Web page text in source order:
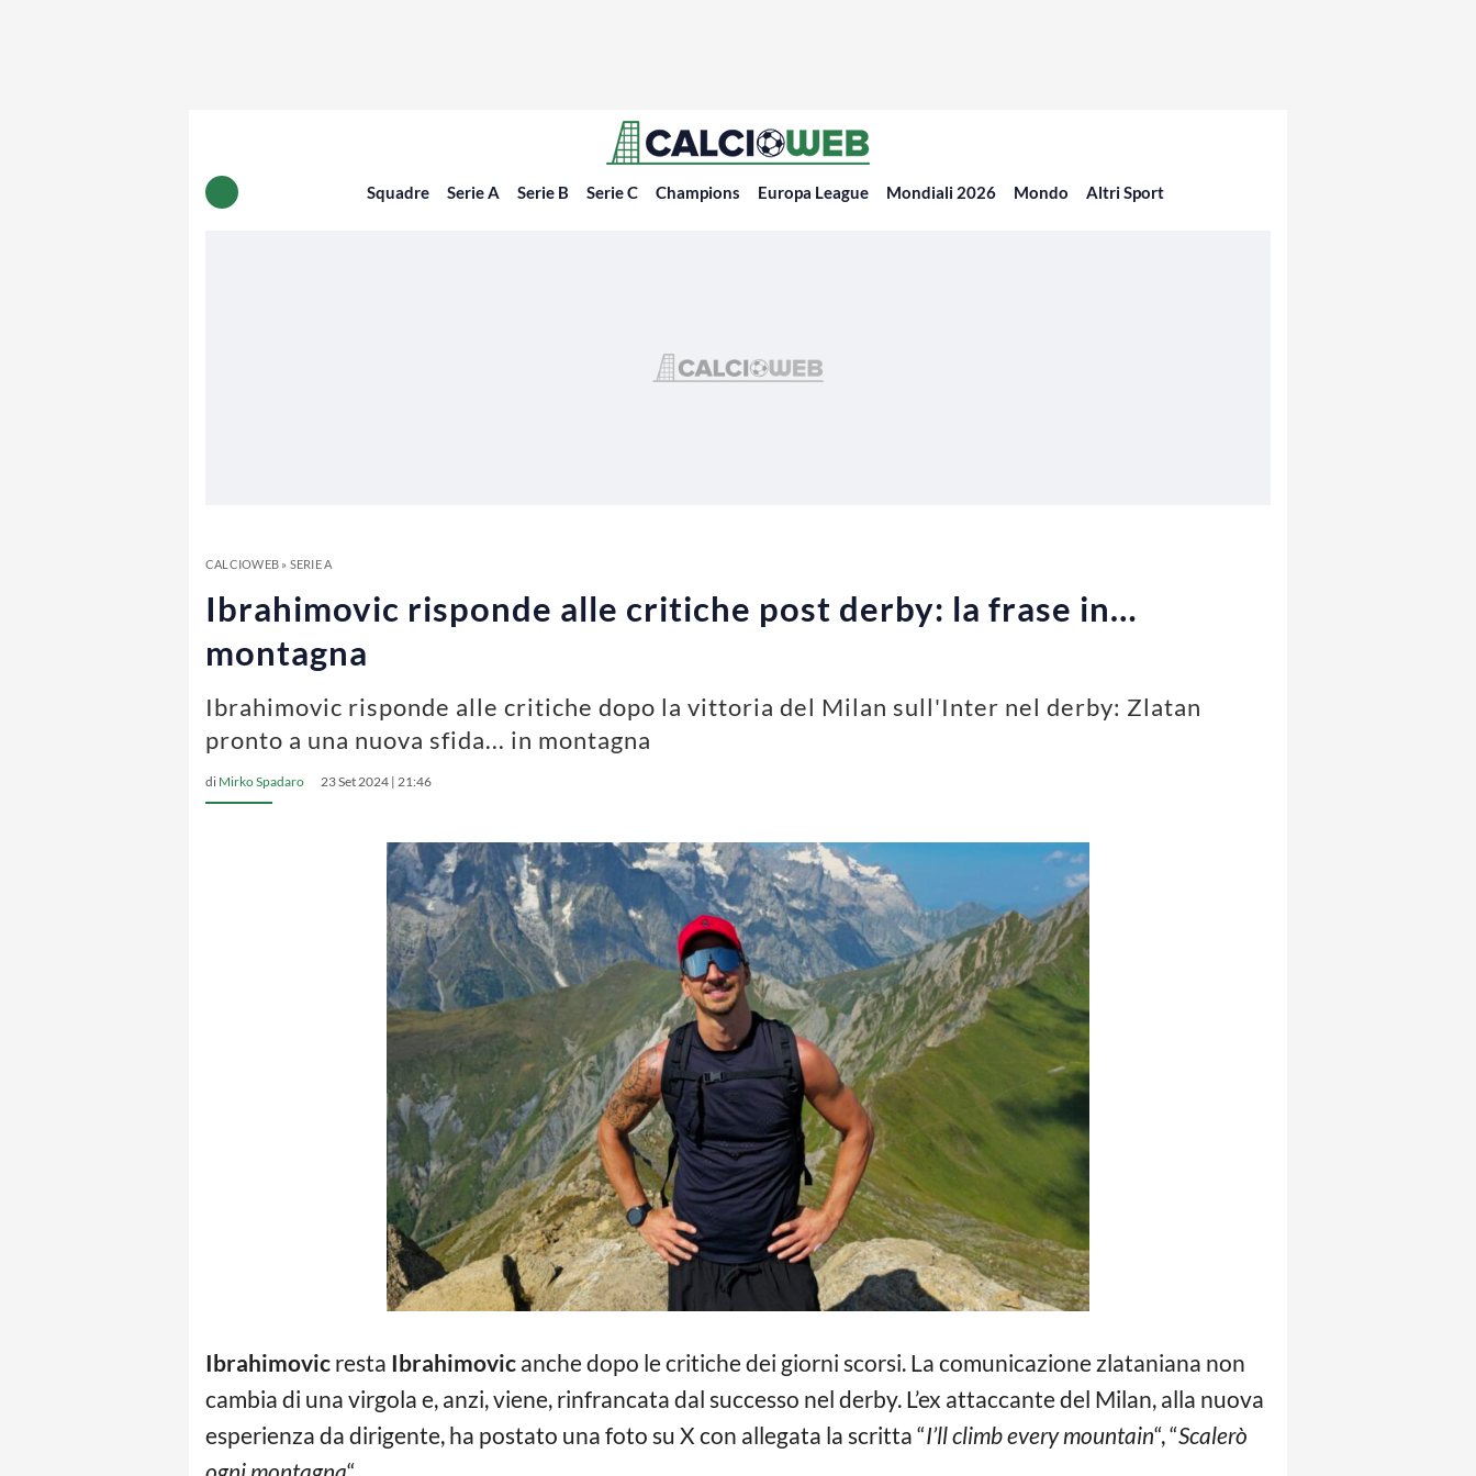
Squadre Serie A Serie B Serie C Champions Europa League Mondiali 2026 Mondo Altri Sport
CALCIOWEB» SERIE A
Ibrahimovic risponde alle critiche post derby: la frase in…
montagna
Ibrahimovic risponde alle critiche dopo la vittoria del Milan sull'Inter nel derby: Zlatan
pronto a una nuova sfida... in montagna
di Mirko Spadaro 23 Set 2024 | 21:46
Ibrahimovic resta Ibrahimovic anche dopo le critiche dei giorni scorsi. La comunicazione zlataniana non
cambia di una virgola e, anzi, viene, rinfrancata dal successo nel derby. L’ex attaccante del Milan, alla nuova
esperienza da dirigente, ha postato una foto su X con allegata la scritta “I’ll climb every mountain“, “Scalerò